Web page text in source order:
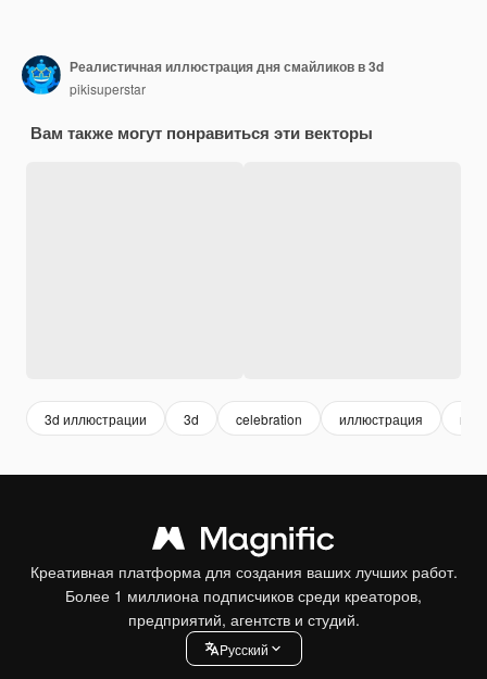
Реалистичная иллюстрация дня смайликов в 3d
pikisuperstar
Вам также могут понравиться эти векторы
3d иллюстрации 3d celebration иллюстрация
Креативная платформа для создания ваших лучших работ.
Более 1 миллиона подписчиков среди креаторов,
предприятий, агентств и студий.
Pусский